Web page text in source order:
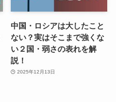
中国・ロシアは大したこと
ない？実はそこまで強くな
い２国・弱さの表れを解
説！
2025年12月13日